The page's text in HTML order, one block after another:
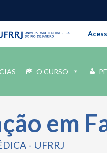
institucional
O CURSO
em
- UFRRJ